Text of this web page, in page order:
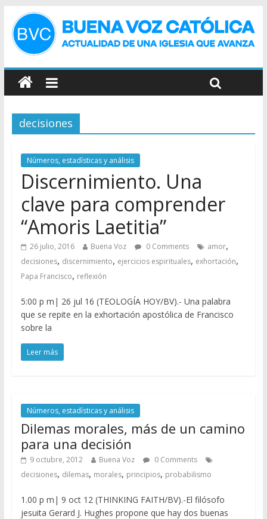
decisiones
Números, estadísticas y análisis
Discernimiento. Una
clave para comprender
“Amoris Laetitia”
26 julio, 2016 Buena Voz 0 Comments amor,
decisiones, discernimiento, ejercicios espirituales, exhortación,
Papa Francisco, reflexión
5:00 p m| 26 jul 16 (TEOLOGÍA HOY/BV).- Una palabra
que se repite en la exhortación apostólica de Francisco
sobre la
Leer más
Números, estadísticas y análisis
Dilemas morales, más de un camino
para una decisión
9 octubre, 2012 Buena Voz
0 Comments
decisiones, dilemas, morales, principios, probabilismo
1.00 p m| 9 oct 12 (THINKING FAITH/BV).-El filósofo
jesuita Gerard J. Hughes propone que hay dos buenas